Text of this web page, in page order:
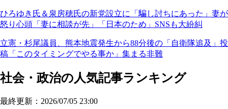
ひろゆき氏＆泉房穂氏の新党設立に「騙し討ちにあった」妻が
怒り心頭「妻に相談が先」「日本のため」SNSも大紛糾
立憲・杉尾議員、熊本地震発生から88分後の「自衛隊追及」投
稿「このタイミングでやる事か」集まる非難
社会・政治の人気記事ランキング
最終更新：2026/07/05 23:00